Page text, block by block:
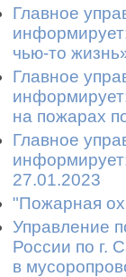
Главное
чью-то
Главное
на пожарах
Главное
27.01.2023
"Пожарная
Управление
России по г.
в